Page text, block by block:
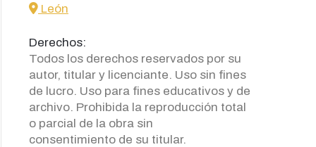
icon
León
Derechos:
Todos los derechos reservados por su
autor, titular y licenciante. Uso sin fines
de lucro. Uso para fines educativos y de
archivo. Prohibida la reproducción total
o parcial de la obra sin
consentimiento de su titular.